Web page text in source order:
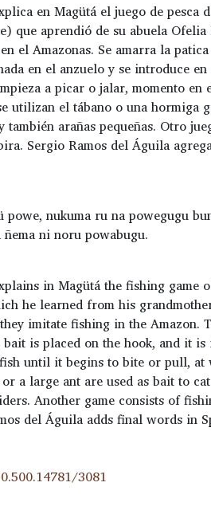
en Magütá el juego de pesca
que aprendió de su abuela
el Amazonas. Se amarra la
en el anzuelo y se introduce
a picar o jalar, momento en
utilizan el tábano o una hormiga
también arañas pequeñas. Otro
Sergio Ramos del Águila
nukuma ru na powegugu
ni noru powabugu.
in Magütá the fishing game
he learned from his
imitate fishing in the Amazon.
is placed on the hook, and it
until it begins to bite or pull, at
a large ant are used as bait to
Another game consists of
del Águila adds final words in
3081